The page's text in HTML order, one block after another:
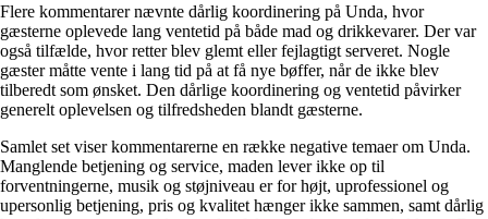
Flere kommentarer nævnte dårlig koordinering på Unda, hvor
gæsterne oplevede lang ventetid på både mad og drikkevarer. Der var
også tilfælde, hvor retter blev glemt eller fejlagtigt serveret. Nogle
gæster måtte vente i lang tid på at få nye bøffer, når de ikke blev
tilberedt som ønsket. Den dårlige koordinering og ventetid påvirker
generelt oplevelsen og tilfredsheden blandt gæsterne.
Samlet set viser kommentarerne en række negative temaer om Unda.
Manglende betjening og service, maden lever ikke op til
forventningerne, musik og støjniveau er for højt, uprofessionel og
upersonlig betjening, pris og kvalitet hænger ikke sammen, samt dårlig